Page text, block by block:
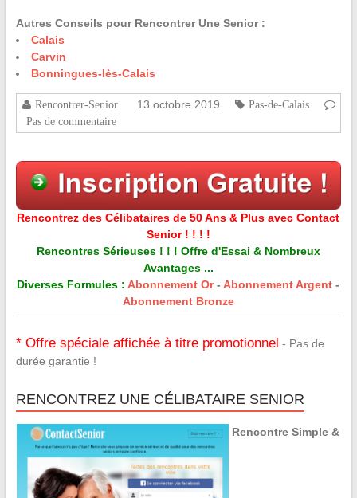
Autres Conseils pour Rencontrer Une Senior :
Calais
Carvin
Bonningues-lès-Calais
Rencontrer-Senior 13 octobre 2019
Pas-de-Calais
Pas de commentaire
Rencontrez des Célibataires de 50 Ans & Plus avec Contact
Senior ! ! ! !
Rencontres Sérieuses ! ! ! Offre d'Essai & Nombreux
Avantages ...
Diverses Formules : Abonnement Or-Abonnement Argent -
Abonnement Bronze
* Offre spéciale affichée à titre promotionnel - Pas de
durée garantie !
RENCONTREZ UNE CÉLIBATAIRE SENIOR
Rencontre Simple &